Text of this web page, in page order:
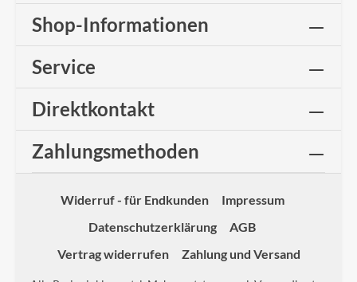
Shop-Informationen
Service
Direktkontakt
Zahlungsmethoden
Widerruf - für Endkunden
Impressum
Datenschutzerklärung
AGB
Vertrag widerrufen
Zahlung und Versand